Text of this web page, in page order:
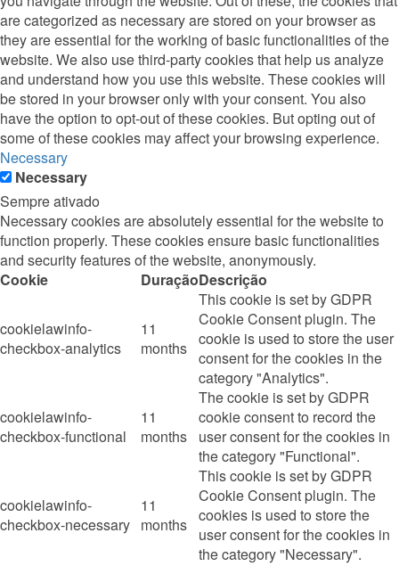
are categorized as necessary are stored on your browser as
they are essential for the working of basic functionalities of the
website. We also use third-party cookies that help us analyze
and understand how you use this website. These cookies will
be stored in your browser only with your consent. You also
have the option to opt-out of these cookies. But opting out of
some of these cookies may affect your browsing experience.
Necessary
Necessary
Sempre ativado
Necessary cookies are absolutely essential for the website to
function properly. These cookies ensure basic functionalities
and security features of the website, anonymously.
Cookie
DuraçãoDescrição
cookielawinfo-
checkbox-analytics
11
months
This cookie is set by GDPR
Cookie Consent plugin. The
cookie is used to store the user
consent for the cookies in the
category "Analytics".
cookielawinfo-
checkbox-functional
11
months
The cookie is set by GDPR
cookie consent to record the
user consent for the cookies in
the category "Functional".
cookielawinfo-
checkbox-necessary
11
months
This cookie is set by GDPR
Cookie Consent plugin. The
cookies is used to store the
user consent for the cookies in
the category "Necessary".